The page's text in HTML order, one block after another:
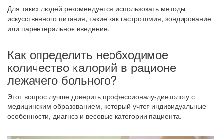
Для таких людей рекомендуется использовать методы
искусственного питания, такие как гастротомия, зондирование
или парентеральное введение.
Как определить необходимое
количество калорий в рационе
лежачего больного?
Этот вопрос лучше доверить профессионалу-диетологу с
медицинским образованием, который учтет индивидуальные
особенности, диагноз и весовые категории пациента.